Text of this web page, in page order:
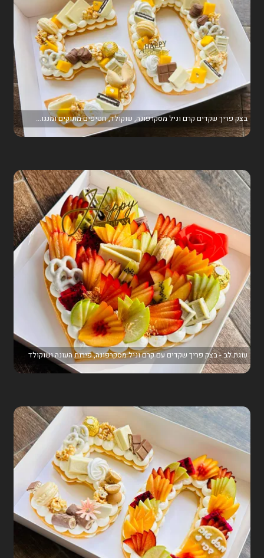
בצק פריך שקדים קרם וניל מסקרפונה, שוקולד, חטיפים מתוקים ומנגו...
עוגת לב - בצק פריך שקדים עם קרם וניל מסקרפונה, פירות העונה ושוקולד